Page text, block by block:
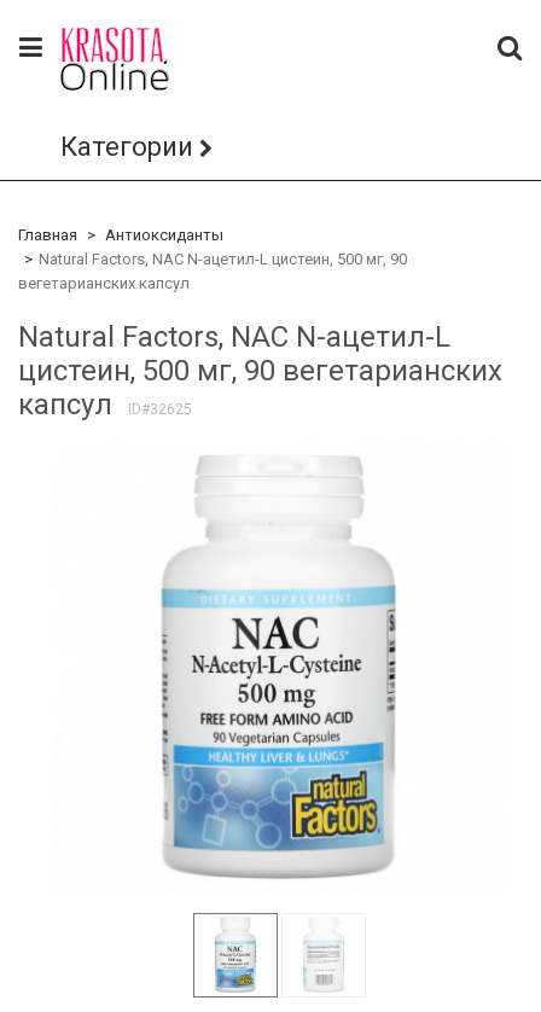
Категории
Главная
Антиоксиданты
Natural Factors, NAC N-ацетил-L цистеин, 500 мг, 90
вегетарианских капсул
Natural Factors, NAC N-ацетил-L
цистеин, 500 мг, 90 вегетарианских
капсул
ID#32625